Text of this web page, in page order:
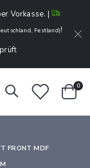
Vorkasse. |
Festland)!
0
FRONT MDF